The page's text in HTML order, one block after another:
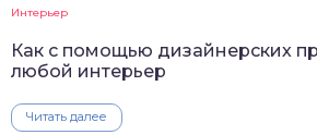
Интерьер
Как с помощью дизайнерских
любой интерьер
Читать далее